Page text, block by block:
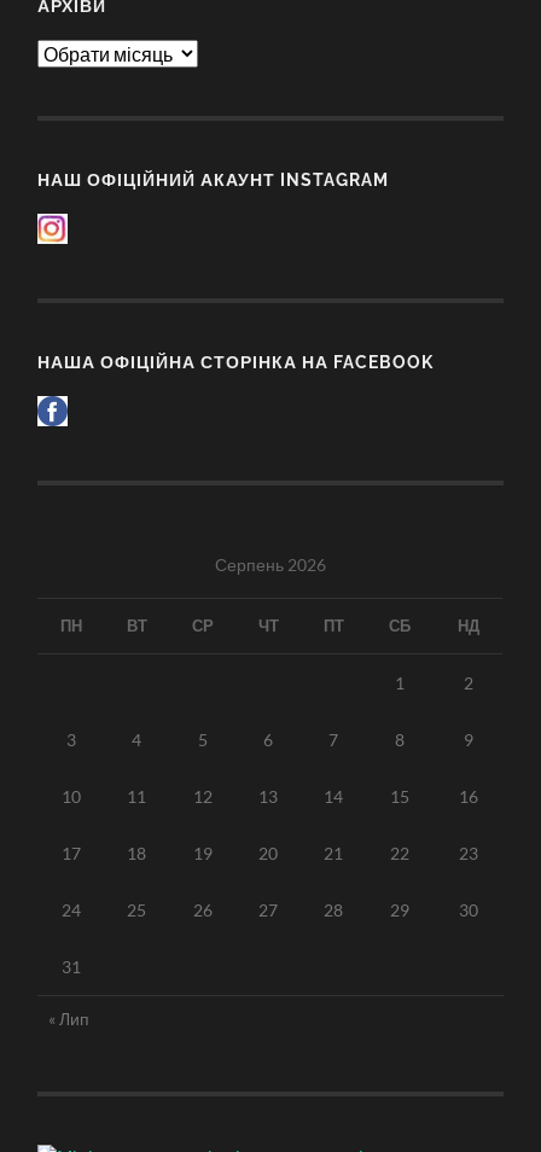
АРХІВИ
Архіви
НАШ ОФІЦІЙНИЙ АКАУНТ INSTAGRAM
НАША ОФІЦІЙНА СТОРІНКА НА FACEBOOK
Серпень 2026
ПН ВТ СР ЧТ ПТ СБ НД
1 2
3 4 5 6 7 8 9
10 11 12 13 14 15 16
17 18 19 20 21 22 23
24 25 26 27 28 29 30
31
« Лип